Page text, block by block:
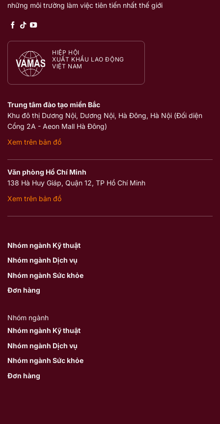
những môi trường làm việc tiên tiến nhất thế giới
HIỆP HỘI
XUẤT KHẨU LAO ĐỘNG
VIỆT NAM
Nhóm ngành Kỹ thuật
Nhóm ngành Dịch vụ
Nhóm ngành Sức khỏe
Đơn hàng
Nhóm ngành
Nhóm ngành Kỹ thuật
Nhóm ngành Dịch vụ
Nhóm ngành Sức khỏe
Đơn hàng
Trung tâm đào tạo miền Bắc
Khu đô thị Dương Nội, Dương Nội, Hà Đông, Hà Nội (Đối diện
Cổng 2A - Aeon Mall Hà Đông)
Xem trên bản đồ
Văn phòng Hồ Chí Minh
138 Hà Huy Giáp, Quận 12, TP Hồ Chí Minh
Xem trên bản đồ